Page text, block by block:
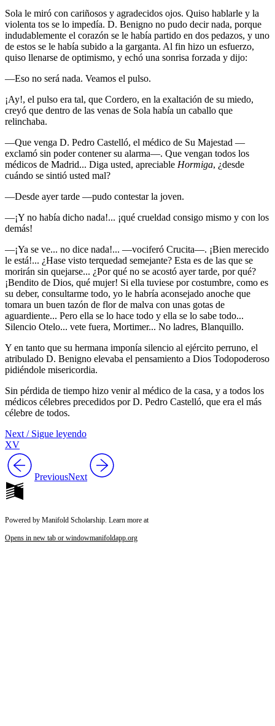
Sola le miró con cariñosos y agradecidos ojos. Quiso hablarle y la
violenta tos se lo impedía. D. Benigno no pudo decir nada, porque
indudablemente el corazón se le había partido en dos pedazos, y uno
de estos se le había subido a la garganta. Al fin hizo un esfuerzo,
quiso llenarse de optimismo, y echó una sonrisa forzada y dijo:
—Eso no será nada. Veamos el pulso.
¡Ay!, el pulso era tal, que Cordero, en la exaltación de su miedo,
creyó que dentro de las venas de Sola había un caballo que
relinchaba.
—Que venga D. Pedro Castelló, el médico de Su Majestad —
exclamó sin poder contener su alarma—. Que vengan todos los
médicos de Madrid... Diga usted, apreciable Hormiga, ¿desde
cuándo se sintió usted mal?
—Desde ayer tarde —pudo contestar la joven.
—¡Y no había dicho nada!... ¡qué crueldad consigo mismo y con los
demás!
—¡Ya se ve... no dice nada!... —vociferó Crucita—. ¡Bien merecido
le está!... ¿Hase visto terquedad semejante? Esta es de las que se
morirán sin quejarse... ¿Por qué no se acostó ayer tarde, por qué?
¡Bendito de Dios, qué mujer! Si ella tuviese por costumbre, como es
su deber, consultarme todo, yo le habría aconsejado anoche que
tomara un buen tazón de flor de malva con unas gotas de
aguardiente... Pero ella se lo hace todo y ella se lo sabe todo...
Silencio Otelo... vete fuera, Mortimer... No ladres, Blanquillo.
Y en tanto que su hermana imponía silencio al ejército perruno, el
atribulado D. Benigno elevaba el pensamiento a Dios Todopoderoso
pidiéndole misericordia.
Sin pérdida de tiempo hizo venir al médico de la casa, y a todos los
médicos célebres precedidos por D. Pedro Castelló, que era el más
célebre de todos.
Next / Sigue leyendo
XV
PreviousNext
Powered by Manifold Scholarship. Learn more at
Opens in new tab or windowmanifoldapp.org